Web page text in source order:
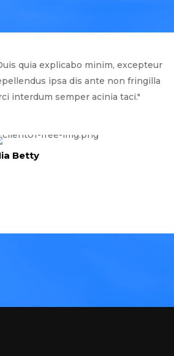
quia explicabo minim, excepteur
ipsa dis ante non fringilla
interdum semper acinia taci."
Betty